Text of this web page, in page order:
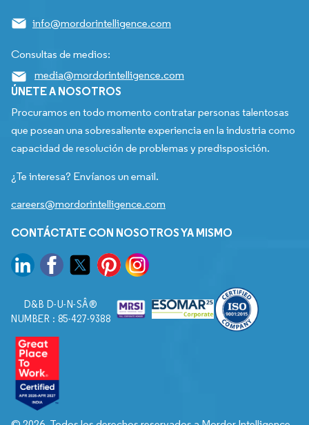
info@mordorintelligence.com
Consultas de medios:
media@mordorintelligence.com
ÚNETE A NOSOTROS
Procuramos en todo momento contratar personas talentosas
que posean una sobresaliente experiencia en la industria como
capacidad de resolución de problemas y predisposición.
¿Te interesa? Envíanos un email.
careers@mordorintelligence.com
CONTÁCTATE CON NOSOTROS YA MISMO
D&B D-U-N-SÂ®
NUMBER : 85-427-9388